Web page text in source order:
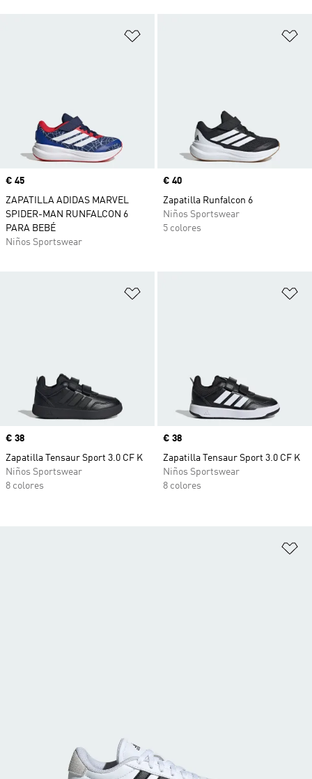
Precio
€ 45
ZAPATILLA ADIDAS MARVEL
SPIDER-MAN RUNFALCON 6
PARA BEBÉ
Niños Sportswear
Precio
€ 40
Zapatilla Runfalcon 6
Niños Sportswear
5 colores
Precio
€ 38
Zapatilla Tensaur Sport 3.0 CF K
Niños Sportswear
8 colores
Precio
€ 38
Zapatilla Tensaur Sport 3.0 CF K
Niños Sportswear
8 colores